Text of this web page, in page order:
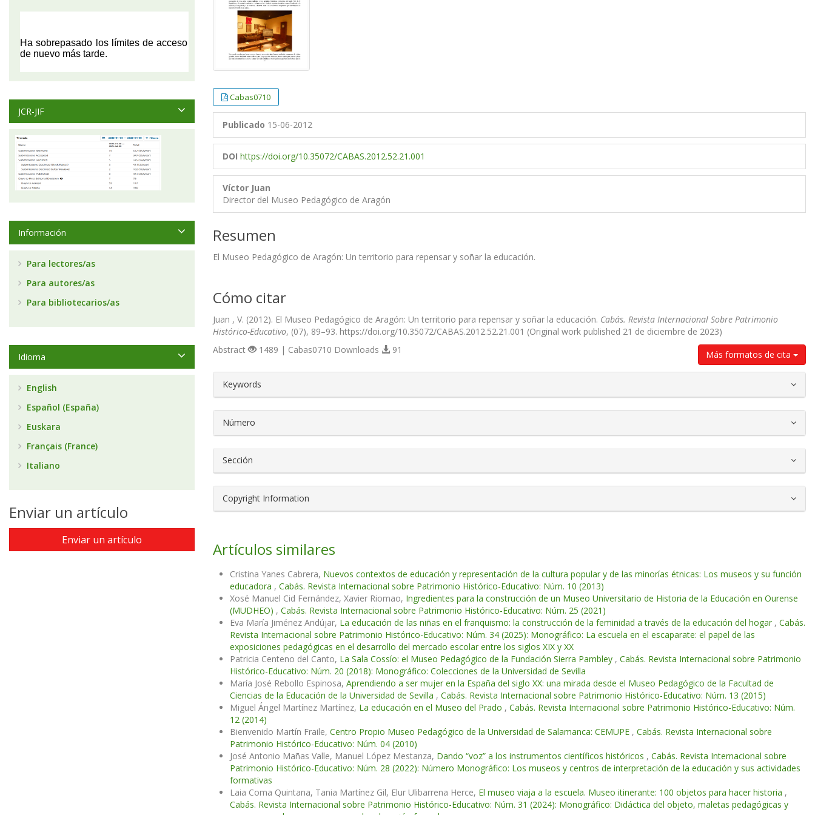
Cabas0710
Publicado 15-06-2012
DOI https://doi.org/10.35072/CABAS.2012.52.21.001
Víctor Juan
Director del Museo Pedagógico de Aragón
Resumen
El Museo Pedagógico de Aragón: Un territorio para repensar y soñar la educación.
Cómo citar
Juan , V. (2012). El Museo Pedagógico de Aragón: Un territorio para repensar y soñar la educación. Cabás. Revista Internacional Sobre Patrimonio
Histórico-Educativo, (07), 89–93. https://doi.org/10.35072/CABAS.2012.52.21.001 (Original work published 21 de diciembre de 2023)
Más formatos de cita
Abstract 1489 | Cabas0710 Downloads 91
##plugins.themes.bootstrap3.article.details##
Keywords
Número
Sección
Copyright Information
Artículos similares
Cristina Yanes Cabrera, Nuevos contextos de educación y representación de la cultura popular y de las minorías étnicas: Los museos y su función
educadora , Cabás. Revista Internacional sobre Patrimonio Histórico-Educativo: Núm. 10 (2013)
Xosé Manuel Cid Fernández, Xavier Riomao, Ingredientes para la construcción de un Museo Universitario de Historia de la Educación en Ourense
(MUDHEO) , Cabás. Revista Internacional sobre Patrimonio Histórico-Educativo: Núm. 25 (2021)
Eva María Jiménez Andújar, La educación de las niñas en el franquismo: la construcción de la feminidad a través de la educación del hogar , Cabás.
Revista Internacional sobre Patrimonio Histórico-Educativo: Núm. 34 (2025): Monográfico: La escuela en el escaparate: el papel de las
exposiciones pedagógicas en el desarrollo del mercado escolar entre los siglos XIX y XX
Patricia Centeno del Canto, La Sala Cossío: el Museo Pedagógico de la Fundación Sierra Pambley , Cabás. Revista Internacional sobre Patrimonio
Histórico-Educativo: Núm. 20 (2018): Monográfico: Colecciones de la Universidad de Sevilla
María José Rebollo Espinosa, Aprendiendo a ser mujer en la España del siglo XX: una mirada desde el Museo Pedagógico de la Facultad de
Ciencias de la Educación de la Universidad de Sevilla , Cabás. Revista Internacional sobre Patrimonio Histórico-Educativo: Núm. 13 (2015)
Miguel Ángel Martínez Martínez, La educación en el Museo del Prado , Cabás. Revista Internacional sobre Patrimonio Histórico-Educativo: Núm.
12 (2014)
Bienvenido Martín Fraile, Centro Propio Museo Pedagógico de la Universidad de Salamanca: CEMUPE , Cabás. Revista Internacional sobre
Patrimonio Histórico-Educativo: Núm. 04 (2010)
José Antonio Mañas Valle, Manuel López Mestanza, Dando “voz” a los instrumentos científicos históricos , Cabás. Revista Internacional sobre
Patrimonio Histórico-Educativo: Núm. 28 (2022): Número Monográfico: Los museos y centros de interpretación de la educación y sus actividades
formativas
Laia Coma Quintana, Tania Martínez Gil, Elur Ulibarrena Herce, El museo viaja a la escuela. Museo itinerante: 100 objetos para hacer historia ,
Cabás. Revista Internacional sobre Patrimonio Histórico-Educativo: Núm. 31 (2024): Monográfico: Didáctica del objeto, maletas pedagógicas y
JCR-JIF
Información
Para lectores/as
Para autores/as
Para bibliotecarios/as
Idioma
English
Español (España)
Euskara
Français (France)
Italiano
Enviar un artículo
Enviar un artículo